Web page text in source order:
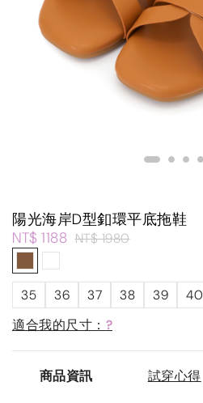
陽光海岸D型釦環平底拖鞋
NT$ 1188 NT$ 1980
35 36 37 38 39 40
適合我的尺寸： ?
商品資訊 試穿心得